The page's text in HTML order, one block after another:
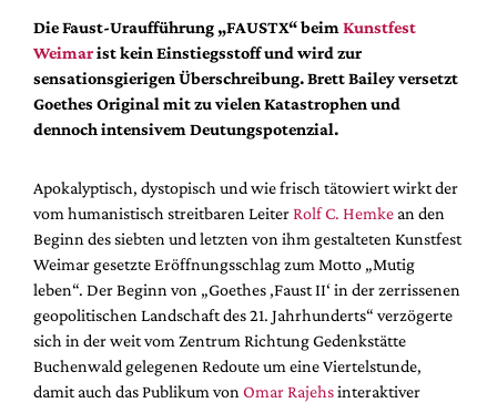
Hefte
Alle Hefte
Leseproben
Podcast
Service
Shop / Abo
Newsletter
Redaktion
Autor:innen
Partner
Mediadaten
Die Faust-Uraufführung „FAUSTX“ beim Kunstfest
Weimarist kein Einstiegsstoff und wird zur
sensationsgierigen Überschreibung. Brett Bailey versetzt
Goethes Original mit zu vielen Katastrophen und
dennoch intensivem Deutungspotenzial.
Apokalyptisch, dystopisch und wie frisch tätowiert wirkt der
vom humanistisch streitbaren LeiterRolf C. Hemke an den
Beginn des siebten und letzten von ihm gestalteten Kunstfest
Weimar gesetzte Eröffnungsschlag zum Motto „Mutig
leben“. Der Beginn von „Goethes ‚Faust II‘ in der zerrissenen
geopolitischen Landschaft des 21. Jahrhunderts“ verzögerte
sich in der weit vom Zentrum Richtung Gedenkstätte
Buchenwald gelegenen Redoute um eine Viertelstunde,
damit auch das Publikum von Omar Rajehsinteraktiver